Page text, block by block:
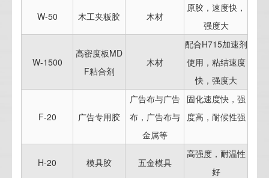
W-50 木工夹板胶 木材
原胶，速度快，
强度大
W-1500
高密度板MD
F粘合剂
木材
配合H715加速剂
使用，粘结速度
快，强度大
F-20 广告专用胶
广告布与广告
布，广告布与
金属等
固化速度快，强
度高，耐候性强
H-20 模具胶 五金模具
高强度，耐温性
好